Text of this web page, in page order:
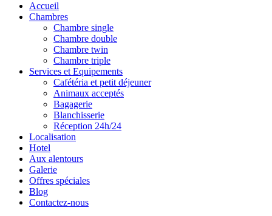
Accueil
Chambres
Chambre single
Chambre double
Chambre twin
Chambre triple
Services et Equipements
Cafétéria et petit déjeuner
Animaux acceptés
Bagagerie
Blanchisserie
Réception 24h/24
Localisation
Hotel
Aux alentours
Galerie
Offres spéciales
Blog
Contactez-nous